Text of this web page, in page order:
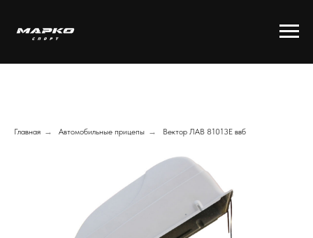
Главная → Автомобильные прицепы → Вектор ЛАВ 81013E ввб